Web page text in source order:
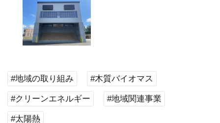
#地域の取り組み #木質バイオマス
#クリーンエネルギー #地域関連事業
#太陽熱